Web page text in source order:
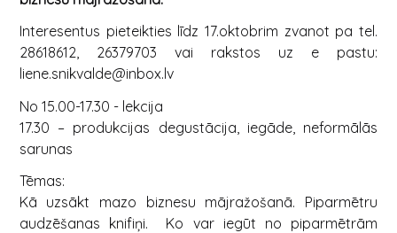
Interesentus pieteikties līdz 17.oktobrim zvanot pa tel.
28618612, 26379703 vai rakstos uz e pastu:
liene.snikvalde@inbox.lv
No 15.00-17.30 - lekcija
17.30 – produkcijas degustācija, iegāde, neformālās
sarunas
Tēmas:
Kā uzsākt mazo biznesu mājražošanā. Piparmētru
audzēšanas knifiņi. Ko var iegūt no piparmētrām